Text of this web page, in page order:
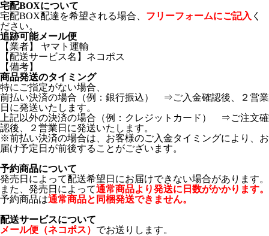
宅配BOXについて
宅配BOX配達を希望される場合、 フリーフォームにご記入 く
ださい。
追跡可能メール便
【業者】 ヤマト運輸
【配送サービス名】ネコポス
【備考】
商品発送のタイミング
特にご指定がない場合、
前払い決済の場合（例：銀行振込） ⇒ご入金確認後、２営業
日に発送いたします。
上記以外の決済の場合（例：クレジットカード） ⇒ご注文確
認後、２営業日に発送いたします。
※前払い決済の場合は、お客様のご入金タイミングにより、お
届け予定日が前後することがございます。
予約商品について
発売日によって配送希望日にお届けできない場合があります。
また、発売日によって通常商品より発送に日数がかかります。
予約商品は通常商品と同梱発送できません。
配送サービスについて
メール便（ネコポス） でお送りします。